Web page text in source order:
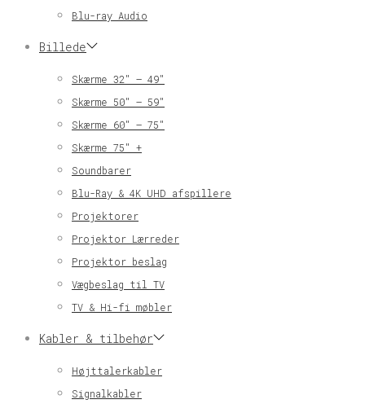
Blu-ray Audio
Billede
Skærme 32″ – 49″
Skærme 50″ – 59″
Skærme 60″ – 75″
Skærme 75″ +
Soundbarer
Blu-Ray & 4K UHD afspillere
Projektorer
Projektor Lærreder
Projektor beslag
Vægbeslag til TV
TV & Hi-fi møbler
Kabler & tilbehør
Højttalerkabler
Signalkabler